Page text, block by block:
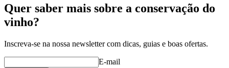
Quer saber mais sobre a conservação do
vinho?
Inscreva-se na nossa newsletter com dicas, guias e boas ofertas.
E-mail